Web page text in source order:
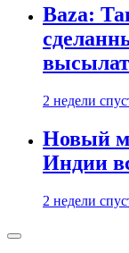
Baza:
2 недели
Новый
Индии
2 недели